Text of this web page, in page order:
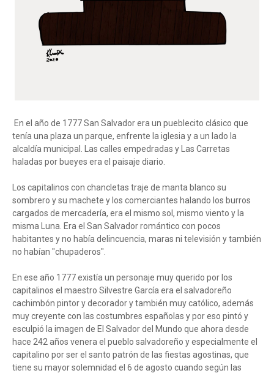
En el año de 1777 San Salvador era un pueblecito clásico que
tenía una plaza un parque, enfrente la iglesia y a un lado la
alcaldía municipal. Las calles empedradas y Las Carretas
haladas por bueyes era el paisaje diario.
Los capitalinos con chancletas traje de manta blanco su
sombrero y su machete y los comerciantes halando los burros
cargados de mercadería, era el mismo sol, mismo viento y la
misma Luna. Era el San Salvador romántico con pocos
habitantes y no había delincuencia, maras ni televisión y también
no habían "chupaderos".
En ese año 1777 existía un personaje muy querido por los
capitalinos el maestro Silvestre García era el salvadoreño
cachimbón pintor y decorador y también muy católico, además
muy creyente con las costumbres españolas y por eso pintó y
esculpió la imagen de El Salvador del Mundo que ahora desde
hace 242 años venera el pueblo salvadoreño y especialmente el
capitalino por ser el santo patrón de las fiestas agostinas, que
tiene su mayor solemnidad el 6 de agosto cuando según las